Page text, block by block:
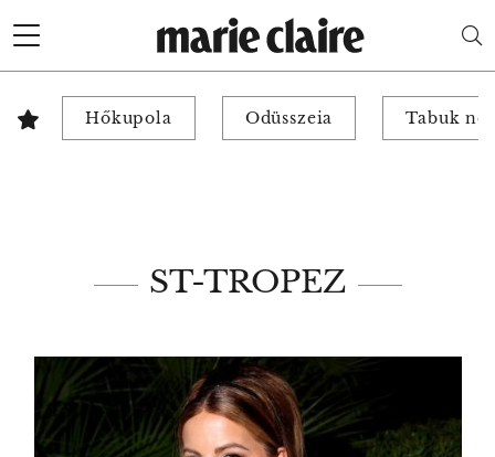
Hőkupola Odüsszeia Tabuk
ST-TROPEZ